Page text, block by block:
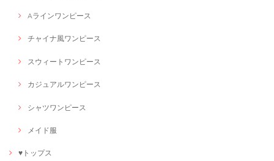
Aラインワンピース
チャイナ風ワンピース
スウィートワンピース
カジュアルワンピース
シャツワンピース
メイド服
♥トップス